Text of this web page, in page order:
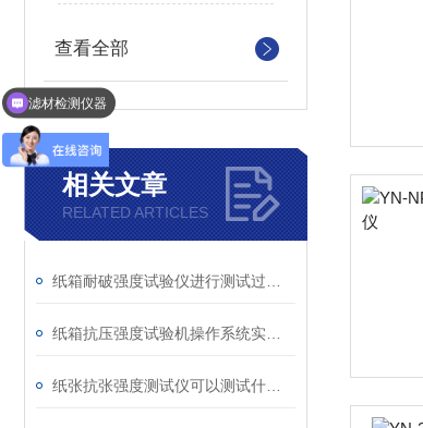
查看全部
相关文章
RELATED ARTICLES
滤材检测仪器